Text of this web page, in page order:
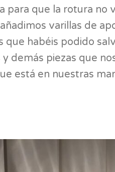
para que la rotura no
varillas de
habéis podido
demás piezas que
está en nuestras